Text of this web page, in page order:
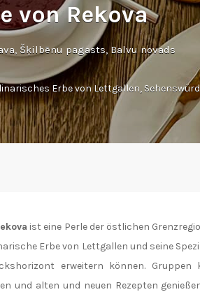
von Rekova
Šķilbēnu pagasts, Balvu novads
Erbe von Lettgallen,
ist eine Perle der östlichen
Erbe von Lettgallen und seine
erweitern können.
und alten und neuen Rezepten